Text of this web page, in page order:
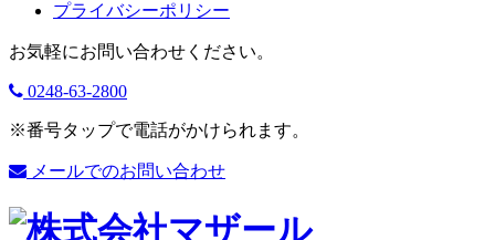
プライバシーポリシー
お気軽にお問い合わせください。
0248-63-2800
※番号タップで電話がかけられます。
メールでのお問い合わせ